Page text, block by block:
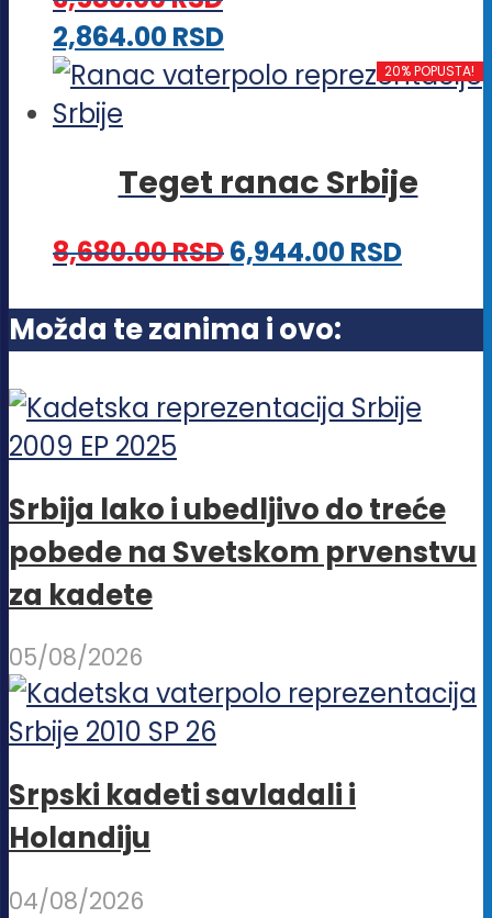
mogu
biti
izabrane
stranici
proizvoda.
2,864.00RSDOvaj
proizvod
varijanti.
mogu
biti
izabrane
stranici
20% POPUSTA!
Teget ranac Srbije
8,680.00RSD6,944.00RSD
Možda te zanima i ovo:
Srbija lako i ubedljivo do treće
pobede na Svetskom prvenstvu
za kadete
05/08/2026
Srpski kadeti savladali i
Holandiju
04/08/2026